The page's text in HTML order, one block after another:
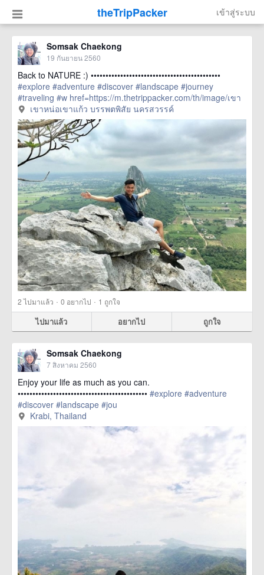
theTripPacker เข้าสู่ระบบ
Somsak Chaekong
19 กันยายน 2560
Back to NATURE :) ••••••••••••••••••••••••••••••••••••••••••••
#explore #adventure #discover #landscape #journey
#traveling #w href=https://m.thetrippacker.com/th/image/เขา
หน่อเขาแก้วบรรพตพิสัยนครสวรรค์/209275> more
เขาหน่อเขาแก้ว บรรพตพิสัย นครสวรรค์
2ไปมาแล้ว · 0 อยากไป · 1 ถูกใจ
ไปมาแล้ว อยากไป ถูกใจ
Somsak Chaekong
7 สิงหาคม 2560
Enjoy your life as much as you can.
•••••••••••••••••••••••••••••••••••••••••••• #explore #adventure
#discover #landscape #jou
href=https://m.thetrippacker.com/th/image/KrabiThailand/208141>
Krabi, Thailand